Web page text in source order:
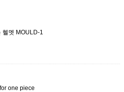
헬멧 MOULD-1
one piece